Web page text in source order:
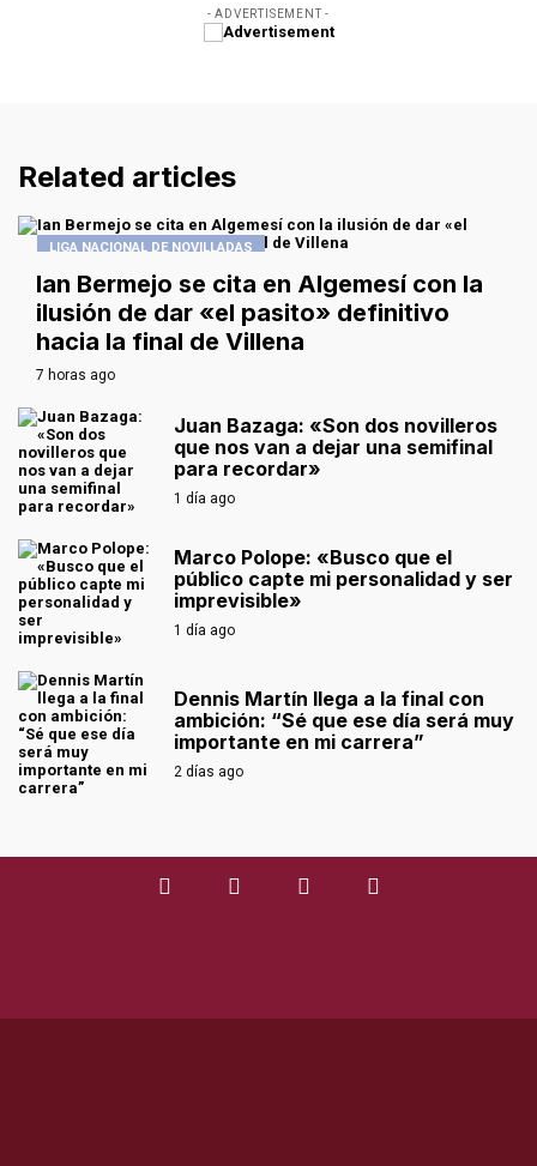
- ADVERTISEMENT -
Related articles
LIGA NACIONAL DE NOVILLADAS
Ian Bermejo se cita en Algemesí con la
ilusión de dar «el pasito» definitivo
hacia la final de Villena
7 horas ago
Juan Bazaga: «Son dos novilleros
que nos van a dejar una semifinal
para recordar»
1 día ago
Marco Polope: «Busco que el
público capte mi personalidad y ser
imprevisible»
1 día ago
Dennis Martín llega a la final con
ambición: “Sé que ese día será muy
importante en mi carrera”
2 días ago